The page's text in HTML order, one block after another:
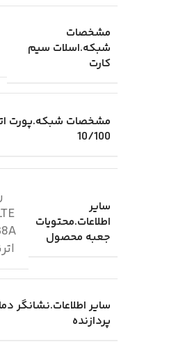
مشخصات
شبکه.اسلات سیم
کارت
مشخصات شبکه.پورت
10/100
سایر
اطلاعات.محتویات
جعبه محصول
سایر اطلاعات.نشانگر
پردازنده